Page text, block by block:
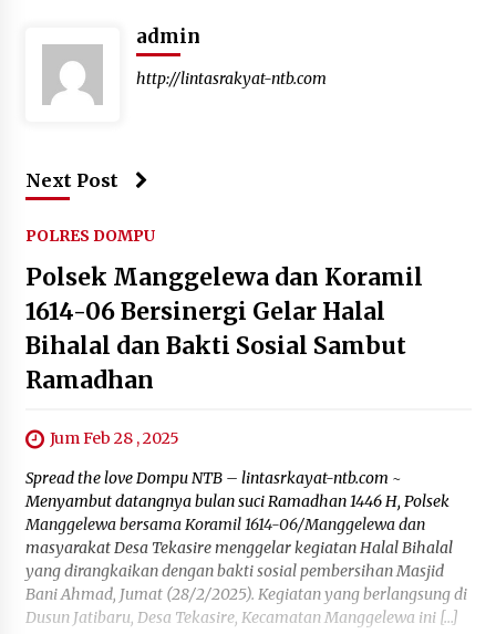
admin
http://lintasrakyat-ntb.com
Next Post
POLRES DOMPU
Polsek Manggelewa dan Koramil
1614-06 Bersinergi Gelar Halal
Bihalal dan Bakti Sosial Sambut
Ramadhan
Jum Feb 28 , 2025
Spread the love Dompu NTB – lintasrkayat-ntb.com ~
Menyambut datangnya bulan suci Ramadhan 1446 H, Polsek
Manggelewa bersama Koramil 1614-06/Manggelewa dan
masyarakat Desa Tekasire menggelar kegiatan Halal Bihalal
yang dirangkaikan dengan bakti sosial pembersihan Masjid
Bani Ahmad, Jumat (28/2/2025). Kegiatan yang berlangsung di
Dusun Jatibaru, Desa Tekasire, Kecamatan Manggelewa ini […]